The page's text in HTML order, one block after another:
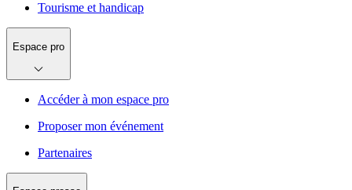
Tourisme et handicap
Espace pro
Accéder à mon espace pro
Proposer mon événement
Partenaires